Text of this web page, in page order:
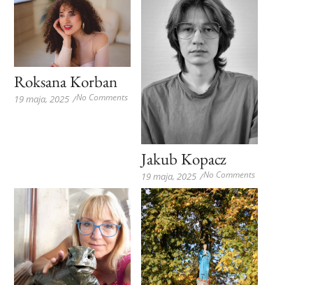
Roksana Korban
19 maja, 2025 /No Comments
Jakub Kopacz
19 maja, 2025 /No Comments